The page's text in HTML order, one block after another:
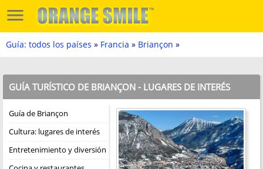
Guía: todos los países » Francia » Briançon »
GUÍA TURÍSTICO DE BRIANÇON - LUGARES DE INTERÉS
Guía de Briançon
Cultura: lugares de interés
Entretenimiento y diversión